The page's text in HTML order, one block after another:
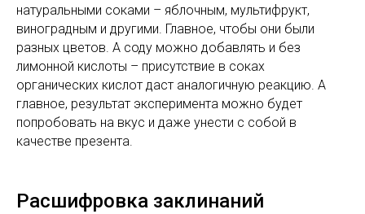
натуральными соками – яблочным, мультифрукт,
виноградным и другими. Главное, чтобы они были
разных цветов. А соду можно добавлять и без
лимонной кислоты – присутствие в соках
органических кислот даст аналогичную реакцию. А
главное, результат эксперимента можно будет
попробовать на вкус и даже унести с собой в
качестве презента.
Расшифровка заклинаний